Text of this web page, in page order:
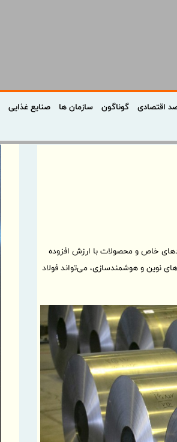
اقتصادی گوناگون سازمان ها صنایع غذایی
خاص و محصولات با ارزش افزوده
نوین و هوشمندسازی، می‌تواند فولاد